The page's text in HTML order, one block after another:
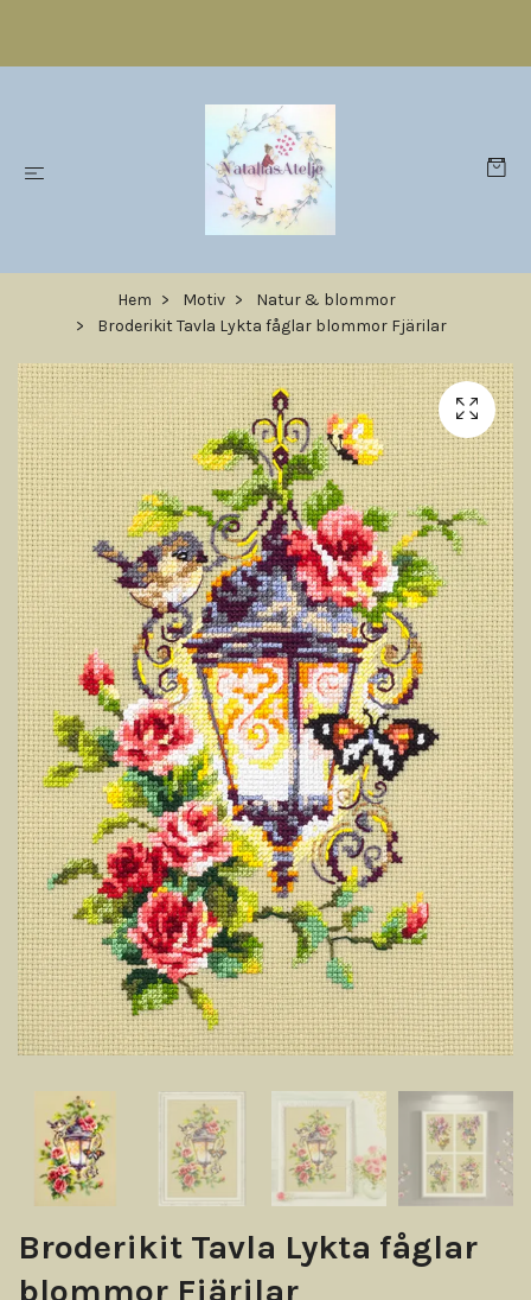
Hem Motiv
Natur & blommor
Broderikit Tavla Lykta fåglar blommor Fjärilar
Broderikit Tavla Lykta fåglar
blommor Fjärilar